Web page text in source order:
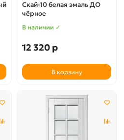
Скай-10 белая эмаль ДО
чёрное
В наличии ✓
12 320 р
В корзину